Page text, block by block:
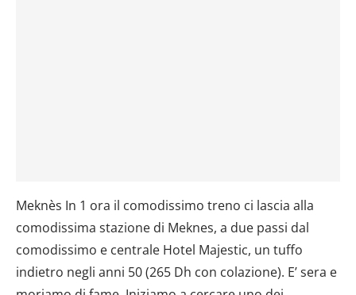
Meknès In 1 ora il comodissimo treno ci lascia alla
comodissima stazione di Meknes, a due passi dal
comodissimo e centrale Hotel Majestic, un tuffo
indietro negli anni 50 (265 Dh con colazione). E’ sera e